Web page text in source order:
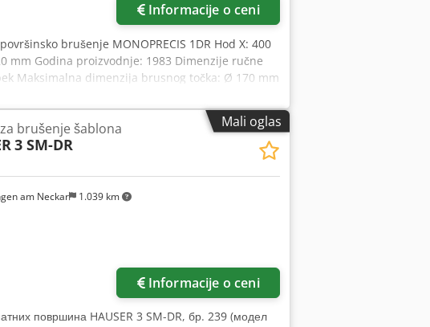
Informacije o ceni
brušenje MONOPRECIS 1DR Hod X: 400
mm Godina proizvodnje: 1983 Dimenzije ručne
Maksimalna dimenzija brusnog točka: Ø 170 mm
(D x Š x V): 1300 x 1200 x 1800 mm Težina: cca
Mali oglas
am Neckar 1.039 km
brušenje šablona
3 SM-DR
Informacije o ceni
површина HAUSER 3 SM-DR, бр. 239 (модел